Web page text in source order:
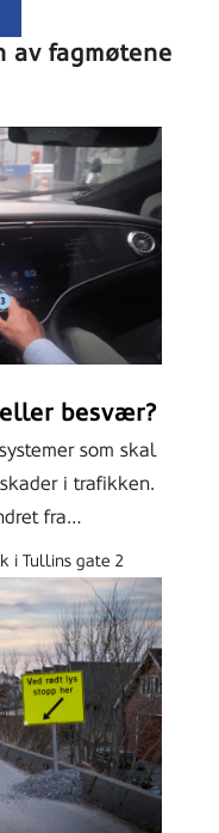
av fagmøtene
besvær?
som skal
i trafikken.
fra…
i Tullins gate 2